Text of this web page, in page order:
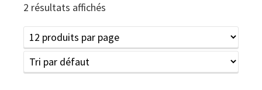
2 résultats affichés